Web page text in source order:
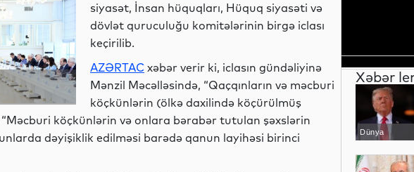
siyasət, İnsan hüquqları, Hüquq siyasəti və
dövlət quruculuğu komitələrinin birgə iclası
keçirilib.
AZƏRTAC xəbər verir ki, iclasın gündəliyinə
Mənzil Məcəlləsində, “Qaçqınların və məcburi
köçkünlərin (ölkə daxilində köçürülmüş
köçkünlərin və onlara bərabər tutulan şəxslərin
dəyişiklik edilməsi barədə qanun layihəsi birinci
Xəbər
Dünya